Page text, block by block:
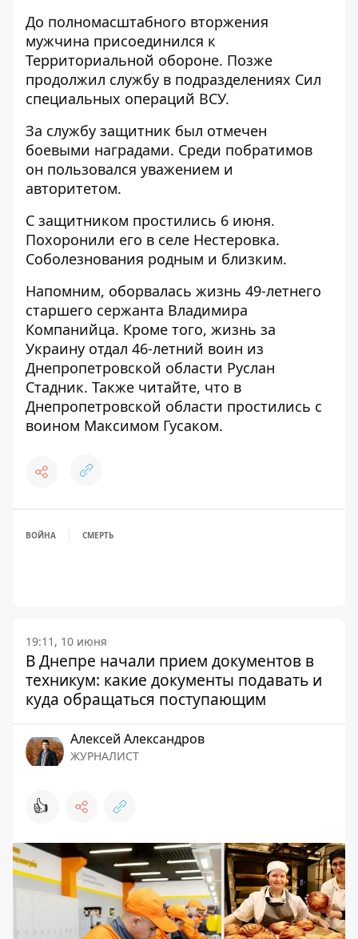
До полномасштабного вторжения
мужчина присоединился к
Территориальной обороне. Позже
продолжил службу в подразделениях Сил
специальных операций ВСУ.
За службу защитник был отмечен
боевыми наградами. Среди побратимов
он пользовался уважением и
авторитетом.
С защитником простились 6 июня.
Похоронили его в селе Нестеровка.
Соболезнования родным и близким.
Напомним, оборвалась жизнь 49-летнего
старшего сержанта Владимира
Компанийца. Кроме того, жизнь за
Украину отдал 46-летний воин из
Днепропетровской области Руслан
Стадник. Также читайте, что в
Днепропетровской области простились с
воином Максимом Гусаком.
ВОЙНА СМЕРТЬ
19:11, 10 июня
В Днепре начали прием документов в
техникум: какие документы подавать и
куда обращаться поступающим
Алексей Александров
ЖУРНАЛИСТ
👍